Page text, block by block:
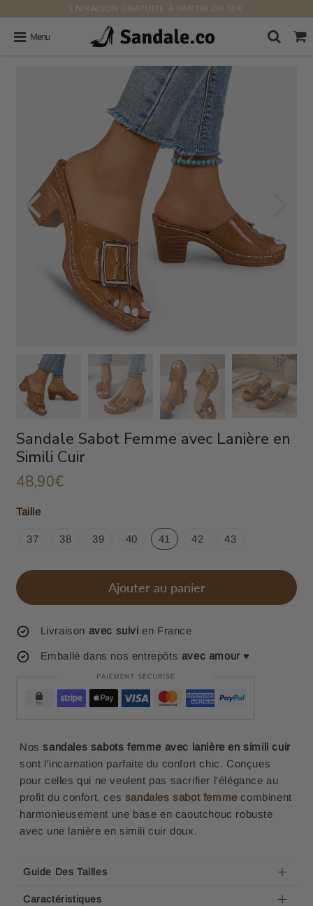
LIVRAISON GRATUITE À PARTIR DE 50€
Menu
Sandale Sabot Femme avec Lanière en
Simili Cuir
48,90€
price
Taille
37 38 39 40 41 42 43
Ajouter au panier
Livraison avec suivi en France
Emballé dans nos entrepôts avec amour ♥
Nossandales sabots femme avec lanière en simili cuir
sont l'incarnation parfaite du confort chic. Conçues
pour celles qui ne veulent pas sacrifier l'élégance au
profit du confort, ces sandales sabot femmecombinent
harmonieusement une base en caoutchouc robuste
avec une lanière en simili cuir doux.
Guide Des Tailles
Caractéristiques